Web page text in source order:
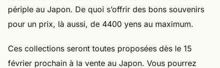
périple au Japon. De quoi s’offrir des bons souvenirs
pour un prix, là aussi, de 4400 yens au maximum.
Ces collections seront toutes proposées dès le 15
février prochain à la vente au Japon. Vous pourrez